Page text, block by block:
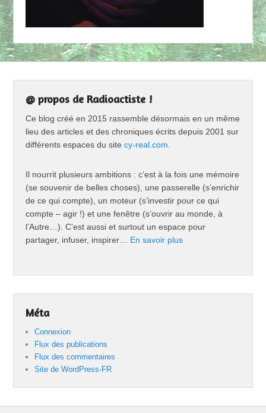
@ propos de Radioactiste !
Ce blog créé en 2015 rassemble désormais en un même
lieu des articles et des chroniques écrits depuis 2001 sur
différents espaces du sitecy-real.com
Il nourrit plusieurs ambitions : c’est à la fois une mémoire
(se souvenir de belles choses), une passerelle (s’enrichir
de ce qui compte), un moteur (s’investir pour ce qui
compte – agir !) et une fenêtre (s’ouvrir au monde, à
l’Autre…). C’est aussi et surtout un espace pour
partager, infuser, inspirer… En savoir plus
Méta
Connexion
Flux des publications
Flux des commentaires
Site de WordPress-FR